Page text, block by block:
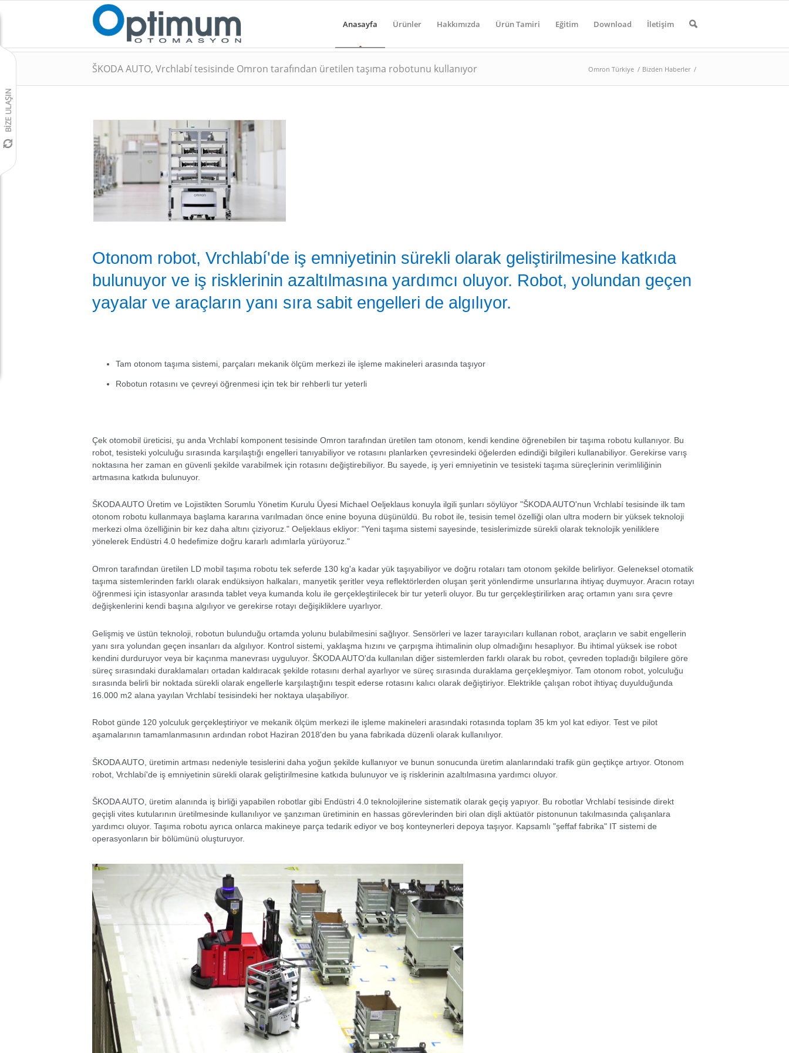
ŠKODA AUTO, Vrchlabí tesisinde Omron tarafından üretilen taşıma robotunu kullanıyor Omron Türkiye / Bizden Haberler /
Otonom robot, Vrchlabí'de iş emniyetinin sürekli olarak geliştirilmesine katkıda
bulunuyor ve iş risklerinin azaltılmasına yardımcı oluyor. Robot, yolundan geçen
yayalar ve araçların yanı sıra sabit engelleri de algılıyor.
Tam otonom taşıma sistemi, parçaları mekanik ölçüm merkezi ile işleme makineleri arasında taşıyor
Robotun rotasını ve çevreyi öğrenmesi için tek bir rehberli tur yeterli
Çek otomobil üreticisi, şu anda Vrchlabí komponent tesisinde Omron tarafından üretilen tam otonom, kendi kendine öğrenebilen bir taşıma robotu kullanıyor. Bu
robot, tesisteki yolculuğu sırasında karşılaştığı engelleri tanıyabiliyor ve rotasını planlarken çevresindeki öğelerden edindiği bilgileri kullanabiliyor. Gerekirse varış
noktasına her zaman en güvenli şekilde varabilmek için rotasını değiştirebiliyor. Bu sayede, iş yeri emniyetinin ve tesisteki taşıma süreçlerinin verimliliğinin
artmasına katkıda bulunuyor.
ŠKODA AUTO Üretim ve Lojistikten Sorumlu Yönetim Kurulu Üyesi Michael Oeljeklaus konuyla ilgili şunları söylüyor "ŠKODA AUTO'nun Vrchlabí tesisinde ilk tam
otonom robotu kullanmaya başlama kararına varılmadan önce enine boyuna düşünüldü. Bu robot ile, tesisin temel özelliği olan ultra modern bir yüksek teknoloji
merkezi olma özelliğinin bir kez daha altını çiziyoruz." Oeljeklaus ekliyor: "Yeni taşıma sistemi sayesinde, tesislerimizde sürekli olarak teknolojik yeniliklere
yönelerek Endüstri 4.0 hedefimize doğru kararlı adımlarla yürüyoruz."
Omron tarafından üretilen LD mobil taşıma robotu tek seferde 130 kg'a kadar yük taşıyabiliyor ve doğru rotaları tam otonom şekilde belirliyor. Geleneksel otomatik
taşıma sistemlerinden farklı olarak endüksiyon halkaları, manyetik şeritler veya reflektörlerden oluşan şerit yönlendirme unsurlarına ihtiyaç duymuyor. Aracın rotayı
öğrenmesi için istasyonlar arasında tablet veya kumanda kolu ile gerçekleştirilecek bir tur yeterli oluyor. Bu tur gerçekleştirilirken araç ortamın yanı sıra çevre
değişkenlerini kendi başına algılıyor ve gerekirse rotayı değişikliklere uyarlıyor.
Gelişmiş ve üstün teknoloji, robotun bulunduğu ortamda yolunu bulabilmesini sağlıyor. Sensörleri ve lazer tarayıcıları kullanan robot, araçların ve sabit engellerin
yanı sıra yolundan geçen insanları da algılıyor. Kontrol sistemi, yaklaşma hızını ve çarpışma ihtimalinin olup olmadığını hesaplıyor. Bu ihtimal yüksek ise robot
kendini durduruyor veya bir kaçınma manevrası uyguluyor. ŠKODA AUTO'da kullanılan diğer sistemlerden farklı olarak bu robot, çevreden topladığı bilgilere göre
süreç sırasındaki duraklamaları ortadan kaldıracak şekilde rotasını derhal ayarlıyor ve süreç sırasında duraklama gerçekleşmiyor. Tam otonom robot, yolculuğu
sırasında belirli bir noktada sürekli olarak engellerle karşılaştığını tespit ederse rotasını kalıcı olarak değiştiriyor. Elektrikle çalışan robot ihtiyaç duyulduğunda
16.000 m2 alana yayılan Vrchlabí tesisindeki her noktaya ulaşabiliyor.
Robot günde 120 yolculuk gerçekleştiriyor ve mekanik ölçüm merkezi ile işleme makineleri arasındaki rotasında toplam 35 km yol kat ediyor. Test ve pilot
aşamalarının tamamlanmasının ardından robot Haziran 2018'den bu yana fabrikada düzenli olarak kullanılıyor.
ŠKODA AUTO, üretimin artması nedeniyle tesislerini daha yoğun şekilde kullanıyor ve bunun sonucunda üretim alanlarındaki trafik gün geçtikçe artıyor. Otonom
robot, Vrchlabí'de iş emniyetinin sürekli olarak geliştirilmesine katkıda bulunuyor ve iş risklerinin azaltılmasına yardımcı oluyor.
ŠKODA AUTO, üretim alanında iş birliği yapabilen robotlar gibi Endüstri 4.0 teknolojilerine sistematik olarak geçiş yapıyor. Bu robotlar Vrchlabí tesisinde direkt
geçişli vites kutularının üretilmesinde kullanılıyor ve şanzıman üretiminin en hassas görevlerinden biri olan dişli aktüatör pistonunun takılmasında çalışanlara
yardımcı oluyor. Taşıma robotu ayrıca onlarca makineye parça tedarik ediyor ve boş konteynerleri depoya taşıyor. Kapsamlı "şeffaf fabrika" IT sistemi de
operasyonların bir bölümünü oluşturuyor.
Anasayfa Ürünler Hakkımızda Ürün Tamiri Eğitim Download İletişim